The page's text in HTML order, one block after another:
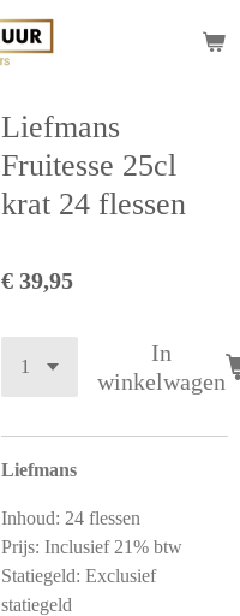
Liefmans
Fruitesse 25cl
krat 24 flessen
€ 39,95
In
winkelwagen
Liefmans
Inhoud: 24 flessen
Prijs: Inclusief 21% btw
Statiegeld: Exclusief
statiegeld